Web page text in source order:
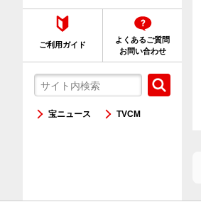
ご利用ガイド
よくあるご質問
お問い合わせ
宝ニュース TVCM